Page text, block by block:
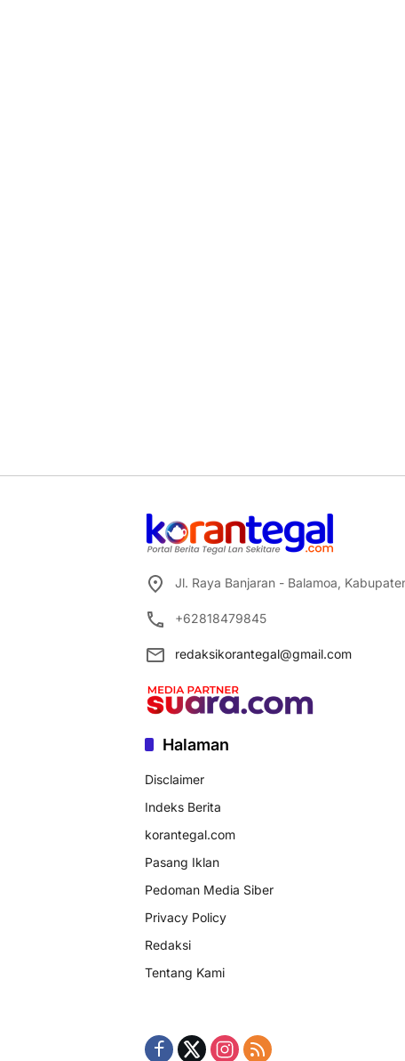
Jl. Raya Banjaran - Balamoa,
+62818479845
redaksikorantegal@gmail.com
Halaman
Disclaimer
Indeks Berita
korantegal.com
Pasang Iklan
Pedoman Media Siber
Privacy Policy
Redaksi
Tentang Kami